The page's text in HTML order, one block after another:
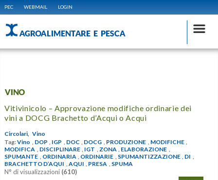
PEC WEBMAIL LOGIN
AGROALIMENTARE E PESCA
VINO
Vitivinicolo – Approvazione modifiche ordinarie dei
vini a DOCG Brachetto d’Acqui o Acqui
Circolari, Vino
Tag:Vino , DOP , IGP , DOC , DOCG , PRODUZIONE , MODIFICHE ,
MODIFICA , DISCIPLINARE , IGT , ZONA , ELABORAZIONE ,
SPUMANTE , ORDINARIA , ORDINARIE , SPUMANTIZZAZIONE , DI ,
BRACHETTO D’AQUI , AQUI , PRESA , SPUMA
N° di visualizzazioni (610)